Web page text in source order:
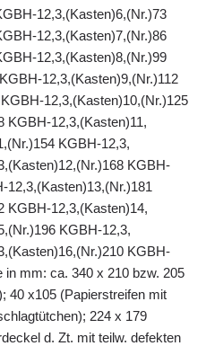
12,3,(Kasten)6,(Nr.)73
12,3,(Kasten)7,(Nr.)86
12,3,(Kasten)8,(Nr.)99
12,3,(Kasten)9,(Nr.)112
12,3,(Kasten)10,(Nr.)125
KGBH-12,3,(Kasten)11,
KGBH-12,3,
KGBH-
12,3,(Kasten)13,(Nr.)181
KGBH-12,3,(Kasten)14,
KGBH-12,3,
KGBH-
in mm: ca. 340 x 210 bzw. 205
40 x105 (Papierstreifen mit
224 x 179
d. Zt. mit teilw. defekten